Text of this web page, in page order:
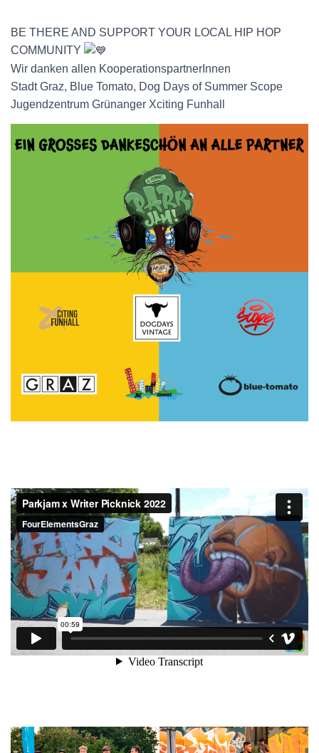
BE THERE AND SUPPORT YOUR LOCAL HIP HOP
COMMUNITY
Wir danken allen KooperationspartnerInnen
Stadt Graz, Blue Tomato, Dog Days of Summer Scope
Jugendzentrum Grünanger Xciting Funhall